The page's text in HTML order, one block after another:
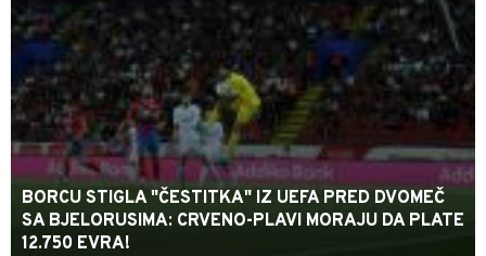
BORCU STIGLA "ČESTITKA" IZ UEFA PRED DVOMEČ
SA BJELORUSIMA: CRVENO-PLAVI MORAJU DA PLATE
12.750 EVRA!